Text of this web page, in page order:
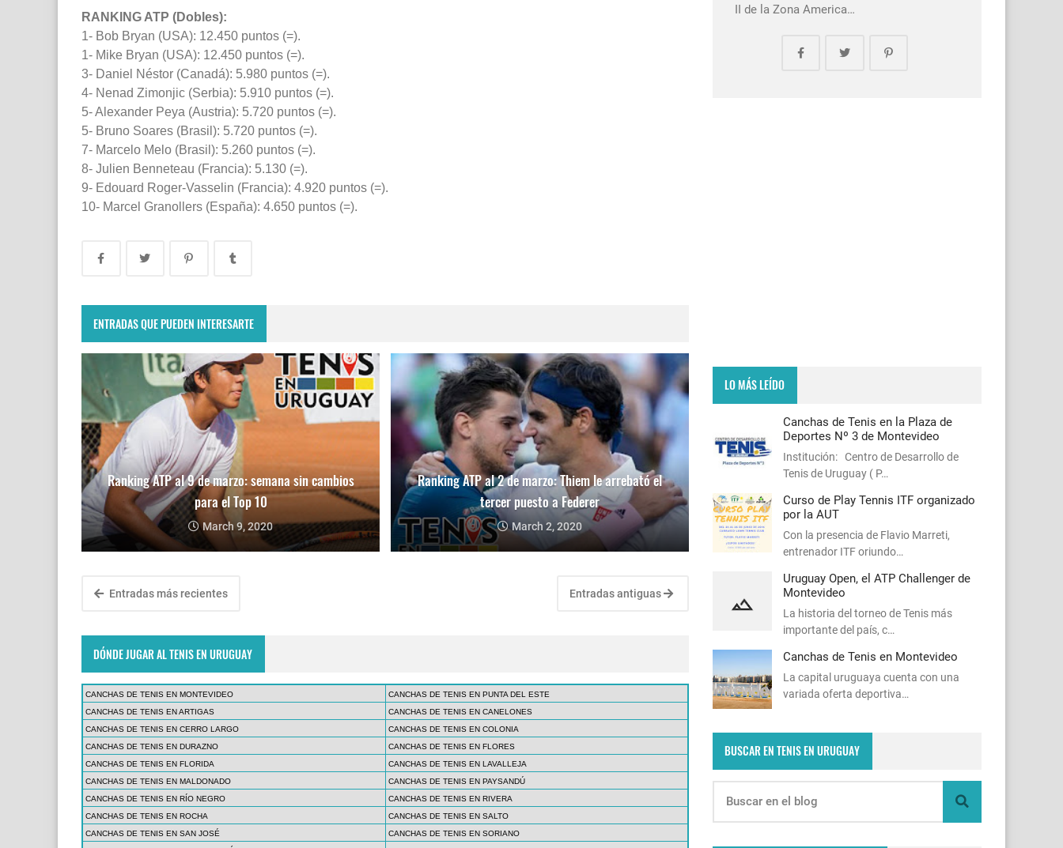
RANKING ATP (Dobles):
1- Bob Bryan (USA): 12.450 puntos (=).
1- Mike Bryan (USA): 12.450 puntos (=).
3- Daniel Néstor (Canadá): 5.980 puntos (=).
4- Nenad Zimonjic (Serbia): 5.910 puntos (=).
5- Alexander Peya (Austria): 5.720 puntos (=).
5- Bruno Soares (Brasil): 5.720 puntos (=).
7- Marcelo Melo (Brasil): 5.260 puntos (=).
8- Julien Benneteau (Francia): 5.130 (=).
9- Edouard Roger-Vasselin (Francia): 4.920 puntos (=).
10- Marcel Granollers (España): 4.650 puntos (=).
ENTRADAS QUE PUEDEN INTERESARTE
Ranking ATP al 9 de marzo: semana sin cambios
para el Top 10
March 9, 2020
Ranking ATP al 2 de marzo: Thiem le arrebató el
tercer puesto a Federer
March 2, 2020
Entradas más recientes Entradas antiguas
DÓNDE JUGAR AL TENIS EN URUGUAY
CANCHAS DE TENIS EN MONTEVIDEO
CANCHAS DE TENIS EN PUNTA DEL ESTE
CANCHAS DE TENIS EN ARTIGAS
CANCHAS DE TENIS EN CANELONES
CANCHAS DE TENIS EN CERRO LARGO
CANCHAS DE TENIS EN COLONIA
CANCHAS DE TENIS EN DURAZNO
CANCHAS DE TENIS EN FLORES
CANCHAS DE TENIS EN FLORIDA
CANCHAS DE TENIS EN LAVALLEJA
CANCHAS DE TENIS EN MALDONADO
CANCHAS DE TENIS EN PAYSANDÚ
CANCHAS DE TENIS EN RÍO NEGRO
CANCHAS DE TENIS EN RIVERA
CANCHAS DE TENIS EN ROCHA
CANCHAS DE TENIS EN SALTO
CANCHAS DE TENIS EN SAN JOSÉ
CANCHAS DE TENIS EN SORIANO
II de la Zona America…
LO MÁS LEÍDO
Canchas de Tenis en la Plaza de
Deportes Nº 3 de Montevideo
Institución: Centro de Desarrollo de
Tenis de Uruguay ( P…
Curso de Play Tennis ITF organizado
por la AUT
Con la presencia de Flavio Marreti,
entrenador ITF oriundo…
Uruguay Open, el ATP Challenger de
Montevideo
La historia del torneo de Tenis más
importante del país, c…
Canchas de Tenis en Montevideo
La capital uruguaya cuenta con una
variada oferta deportiva…
BUSCAR EN TENIS EN URUGUAY